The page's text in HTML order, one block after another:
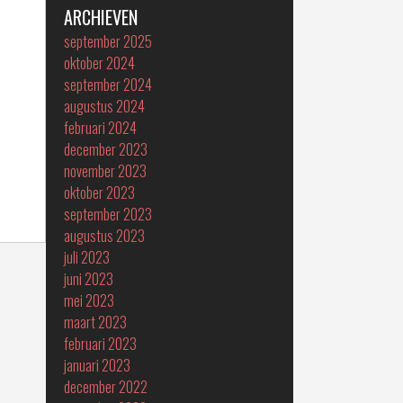
ARCHIEVEN
september 2025
oktober 2024
september 2024
augustus 2024
februari 2024
december 2023
november 2023
oktober 2023
september 2023
augustus 2023
juli 2023
juni 2023
mei 2023
maart 2023
februari 2023
januari 2023
december 2022